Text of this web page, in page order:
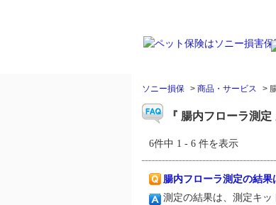
ソニー損保 > 商品・サービス >
『 腸内フローラ測
6件中 1 - 6 件を表示
腸内フローラ測定の結
測定の結果は、測定キ